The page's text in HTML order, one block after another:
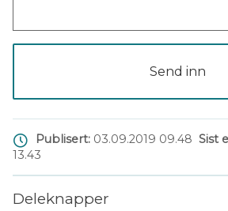
Send inn
Publisert 03.09.2019 09.48 Sist
13.43
Deleknapper